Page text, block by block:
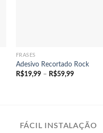
FRASES
Adesivo Recortado Rock
R$19,99 – R$59,99Faixa
FÁCIL INSTALAÇÃO